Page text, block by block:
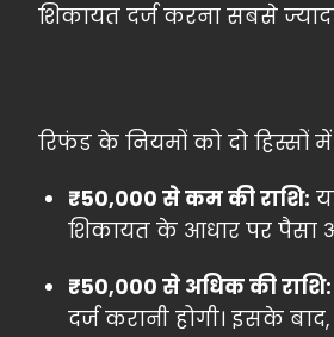
शिकायत दर्ज करना सबसे
रिफंड के नियमों को दो हिस्सों
₹50,000 से कम की राशि:
शिकायत के आधार पर पैसा
₹50,000 से अधिक की राशि:
दर्ज करानी होगी। इसके